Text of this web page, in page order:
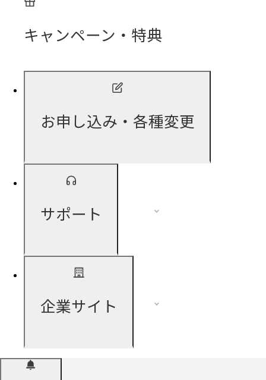
キャンペーン・特典
お申し込み・各種変更
サポート
企業サイト